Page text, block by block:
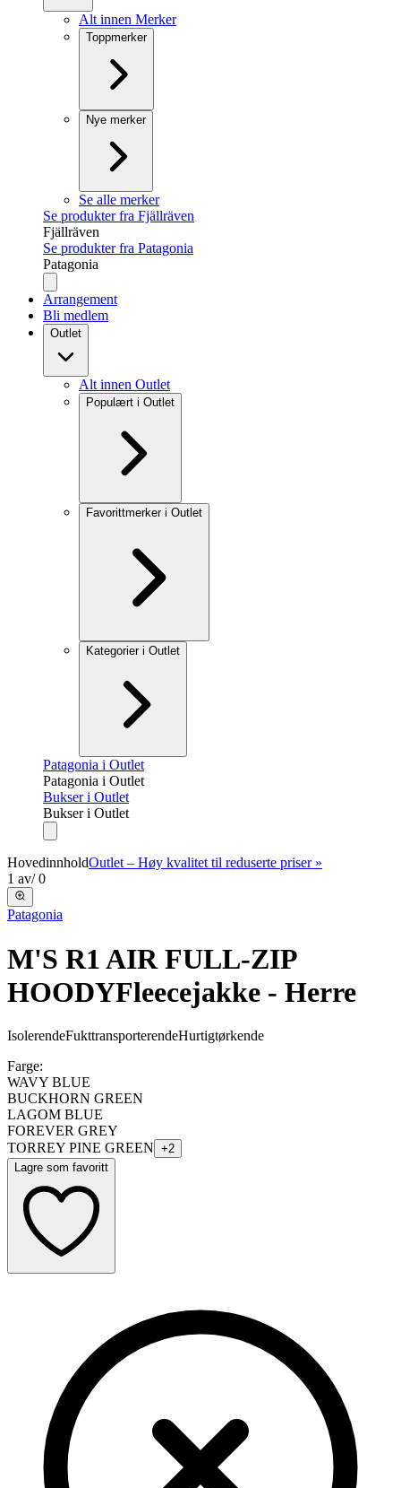
Alt innen Merker
Toppmerker
Nye merker
Se alle merker
Se produkter fra Fjällräven
Fjällräven
Se produkter fra Patagonia
Patagonia
Arrangement
Bli medlem
Outlet
Alt innen Outlet
Populært i Outlet
Favorittmerker i Outlet
Kategorier i Outlet
Patagonia i Outlet
Patagonia i Outlet
Bukser i Outlet
Bukser i Outlet
HovedinnholdOutlet – Høy kvalitet til reduserte priser »
1 av/ 0
Patagonia
M'S R1 AIR FULL-ZIP
HOODYFleecejakke - Herre
IsolerendeFukttransporterendeHurtigtørkende
Farge:
WAVY BLUE
BUCKHORN GREEN
LAGOM BLUE
FOREVER GREY
TORREY PINE GREEN +2
Lagre som favoritt